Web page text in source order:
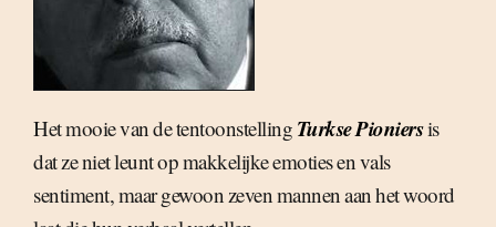
Het mooie van de tentoonstelling Turkse Pioniersis
dat ze niet leunt op makkelijke emoties en vals
sentiment, maar gewoon zeven mannen aan het woord